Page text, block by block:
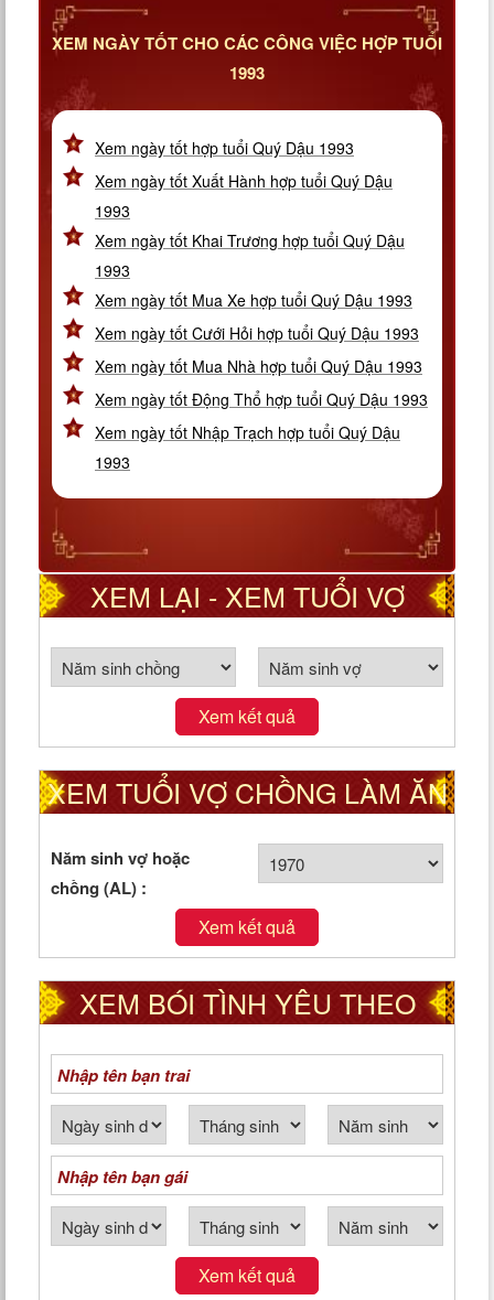
XEM NGÀY TỐT CHO CÁC CÔNG VIỆC HỢP TUỔI
1993
Xem ngày tốt hợp tuổi Quý Dậu 1993
Xem ngày tốt Xuất Hành hợp tuổi Quý Dậu
1993
Xem ngày tốt Khai Trương hợp tuổi Quý Dậu
1993
Xem ngày tốt Mua Xe hợp tuổi Quý Dậu 1993
Xem ngày tốt Cưới Hỏi hợp tuổi Quý Dậu 1993
Xem ngày tốt Mua Nhà hợp tuổi Quý Dậu 1993
Xem ngày tốt Động Thổ hợp tuổi Quý Dậu 1993
Xem ngày tốt Nhập Trạch hợp tuổi Quý Dậu
1993
XEM LẠI - XEM TUỔI VỢ
CHỒNG THEO CUNG PHI
Xem kết quả
XEM TUỔI VỢ CHỒNG LÀM ĂN
TỐT HAY XẤU
Năm sinh vợ hoặc
chồng (AL) :
Xem kết quả
XEM BÓI TÌNH YÊU THEO
NGÀY THÁNG NĂM SINH
Xem kết quả